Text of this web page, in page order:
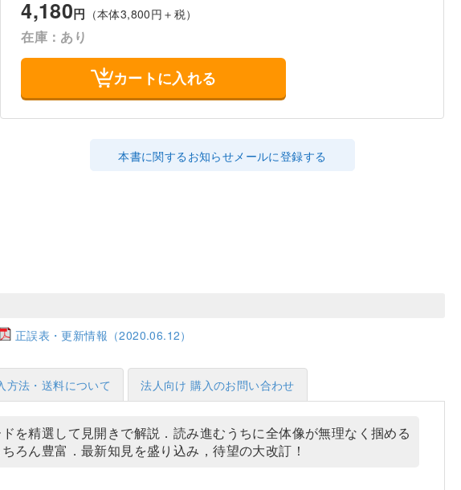
4,180円 （本体3,800円＋税）
在庫：あり
カートに入れる
本書に関するお知らせメールに登録する
正誤表・更新情報（2020.06.12）
方法・送料について 法人向け 購入のお問い合わせ
を精選して見開きで解説．読み進むうちに全体像が無理なく掴める
ろん豊富．最新知見を盛り込み，待望の大改訂！